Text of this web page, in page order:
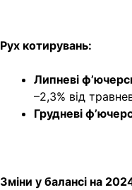
Рух котирувань:
Липневі
–2,3% від
Грудневі
Зміни у балансі на